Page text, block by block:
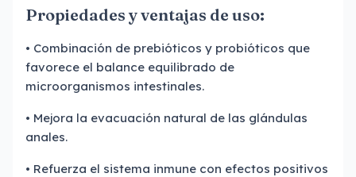
Propiedades y ventajas de uso:
• Combinación de prebióticos y probióticos que
favorece el balance equilibrado de
microorganismos intestinales.
• Mejora la evacuación natural de las glándulas
anales.
• Refuerza el sistema inmune con efectos positivos